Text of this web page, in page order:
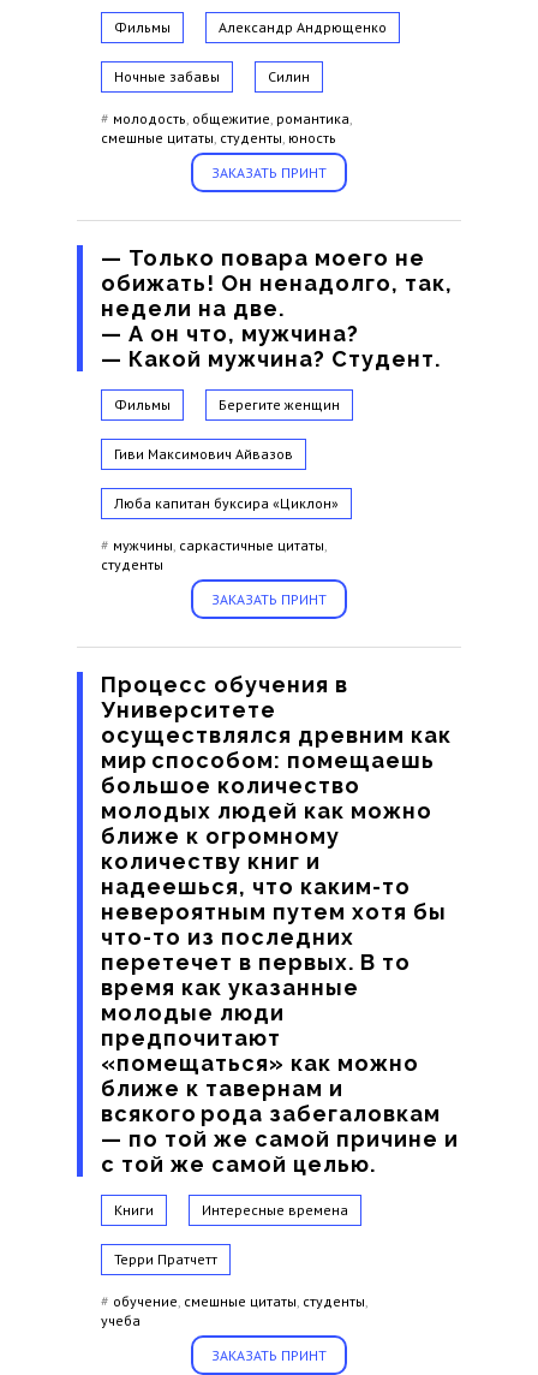
Фильмы Александр Андрющенко
Ночные забавы Силин
# молодость, общежитие, романтика,
смешные цитаты, студенты, юность
ЗАКАЗАТЬ ПРИНТ
— Только повара моего не
обижать! Он ненадолго, так,
недели на две.
— А он что, мужчина?
— Какой мужчина? Студент.
Фильмы Берегите женщин
Гиви Максимович Айвазов
Люба капитан буксира «Циклон»
# мужчины, саркастичные цитаты,
студенты
ЗАКАЗАТЬ ПРИНТ
Процесс обучения в
Университете
осуществлялся древним как
мир способом: помещаешь
большое количество
молодых людей как можно
ближе к огромному
количеству книг и
надеешься, что каким-то
невероятным путем хотя бы
что-то из последних
перетечет в первых. В то
время как указанные
молодые люди
предпочитают
«помещаться» как можно
ближе к тавернам и
всякого рода забегаловкам
— по той же самой причине и
с той же самой целью.
Книги Интересные времена
Терри Пратчетт
# обучение, смешные цитаты, студенты,
учеба
ЗАКАЗАТЬ ПРИНТ